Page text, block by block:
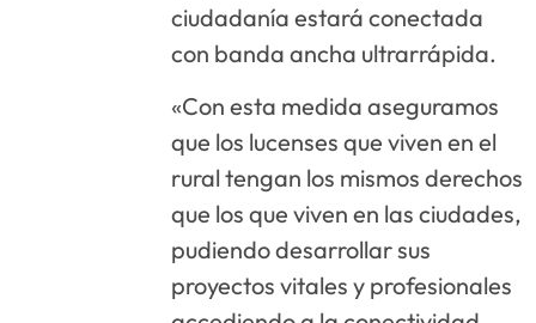
ciudadanía estará conectada
con banda ancha ultrarrápida.
«Con esta medida aseguramos
que los lucenses que viven en el
rural tengan los mismos derechos
que los que viven en las ciudades,
pudiendo desarrollar sus
proyectos vitales y profesionales